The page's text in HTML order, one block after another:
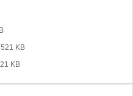
521 KB
KB